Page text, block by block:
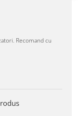
Recomand cu